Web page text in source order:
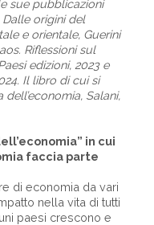
sue pubblicazioni
origini del
e orientale, Guerini
Riflessioni sul
edizioni, 2023 e
Il libro di cui si
Salani,
in cui
faccia parte
di economia da vari
nella vita di tutti
paesi crescono e